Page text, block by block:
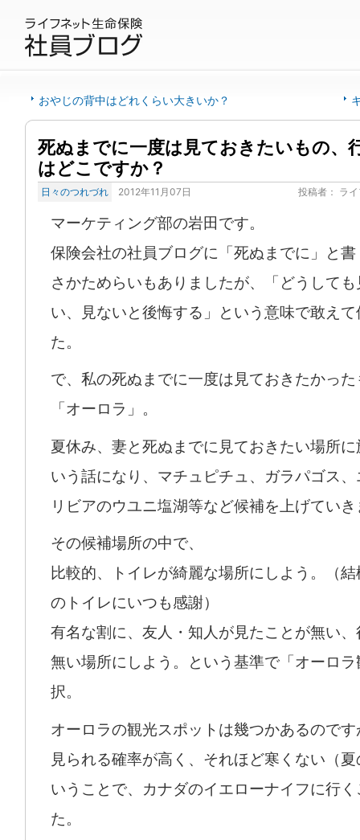
おやじの背中はどれくらい大きいか？
死ぬまでに一度は見ておきたいもの、
はどこですか？
日々のつれづれ 2012年11月07日 投稿者： ラ
マーケティング部の岩田です。
保険会社の社員ブログに「死ぬまでに」と
さかためらいもありましたが、「どうして
い、見ないと後悔する」という意味で敢え
た。
で、私の死ぬまでに一度は見ておきたかっ
「オーロラ」。
夏休み、妻と死ぬまでに見ておきたい場所
いう話になり、マチュピチュ、ガラパゴス
リビアのウユニ塩湖等など候補を上げてい
その候補場所の中で、
比較的、トイレが綺麗な場所にしよう。（
のトイレにいつも感謝）
有名な割に、友人・知人が見たことが無い
無い場所にしよう。という基準で「オーロ
択。
オーロラの観光スポットは幾つかあるので
見られる確率が高く、それほど寒くない（
いうことで、カナダのイエローナイフに行
た。